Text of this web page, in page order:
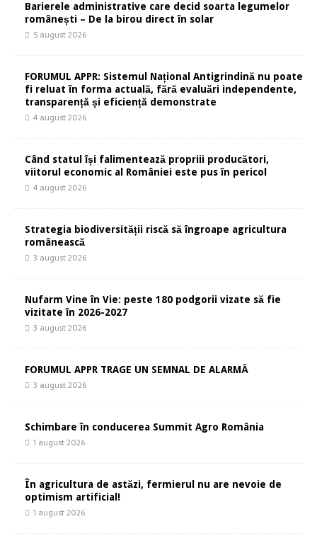
Barierele administrative care decid soarta legumelor
românești – De la birou direct în solar
5 august 2026
FORUMUL APPR: Sistemul Național Antigrindină nu poate
fi reluat în forma actuală, fără evaluări independente,
transparență și eficiență demonstrate
4 august 2026
Când statul își falimentează propriii producători,
viitorul economic al României este pus în pericol
4 august 2026
Strategia biodiversității riscă să îngroape agricultura
românească
3 august 2026
Nufarm Vine în Vie: peste 180 podgorii vizate să fie
vizitate în 2026-2027
3 august 2026
FORUMUL APPR TRAGE UN SEMNAL DE ALARMĂ
3 august 2026
Schimbare în conducerea Summit Agro România
1 august 2026
În agricultura de astăzi, fermierul nu are nevoie de
optimism artificial!
1 august 2026